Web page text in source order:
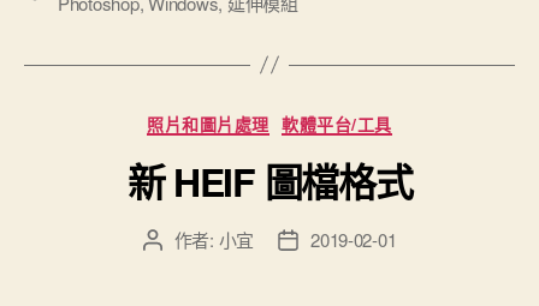
分
類
照片和圖片處理 軟體平台/工具
新 HEIF 圖檔格式
文 作者: 小宜
文 2019-02-01